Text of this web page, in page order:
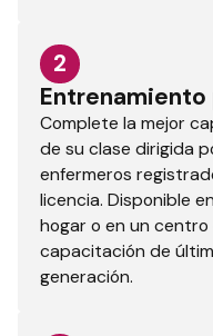
2
Complete la mejor
de su clase dirigida
enfermeros
licencia. Disponible
hogar o en un centro
capacitación de
generación.